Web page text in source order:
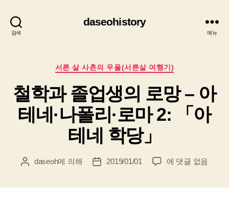
검색
daseohistory
메뉴
카
고
리
서른 살 사촌의 우울(서른살 여행기)
철학과 졸업생의 로망 – 아
테네·나폴리·로마 2: 「아
테네 학당」
게 daseoh에 의해
게
2019/01/01
철
에 댓글 없음